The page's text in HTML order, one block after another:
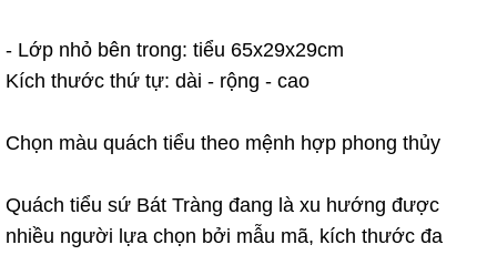
- Lớp nhỏ bên trong: tiểu 65x29x29cm
Kích thước thứ tự: dài - rộng - cao
Chọn màu quách tiểu theo mệnh hợp phong thủy
Quách tiểu sứ Bát Tràng đang là xu hướng được
nhiều người lựa chọn bởi mẫu mã, kích thước đa